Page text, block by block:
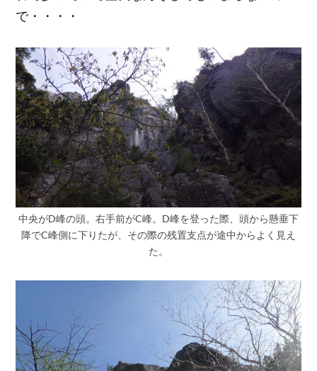
で・・・・
中央がD峰の頭。右手前がC峰。D峰を登った際、頭から懸垂下
降でC峰側に下りたが、その際の残置支点が途中からよく見え
た。